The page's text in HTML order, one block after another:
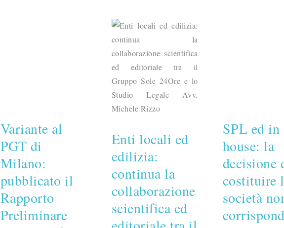
Variante al
PGT di
Milano:
pubblicato il
Rapporto
Preliminare
Enti locali ed
edilizia:
continua la
collaborazione
scientifica ed
SPL ed in
house: la
decisione
costituire
società